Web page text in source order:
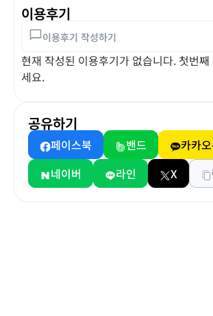
이용후기
이용후기 작성하기
현재 작성된 이용후기가 없습니다. 첫번
세요.
공유하기
페이스북 밴드
카카
네이버
라인 X